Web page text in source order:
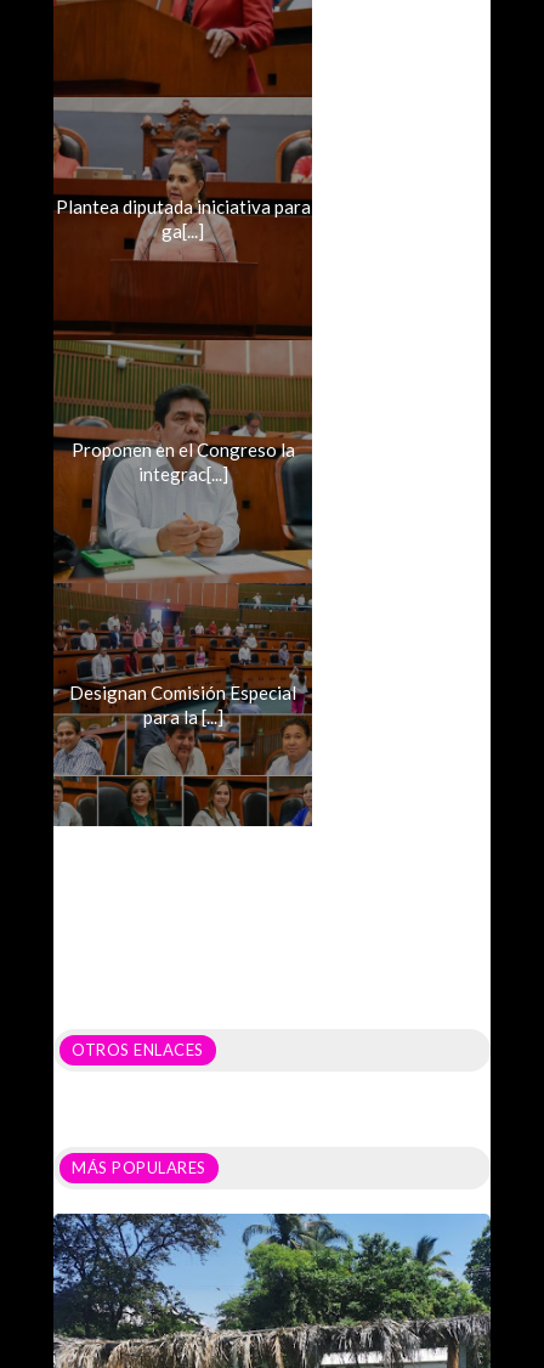
Plantea diputada iniciativa para
ga[...]
Proponen en el Congreso la
integrac[...]
Designan Comisión Especial
para la [...]
OTROS ENLACES
MÁS POPULARES